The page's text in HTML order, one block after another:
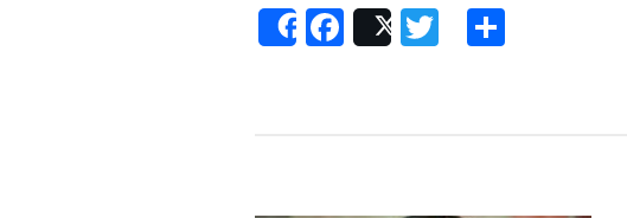
ShareFacebook
Post Twitter